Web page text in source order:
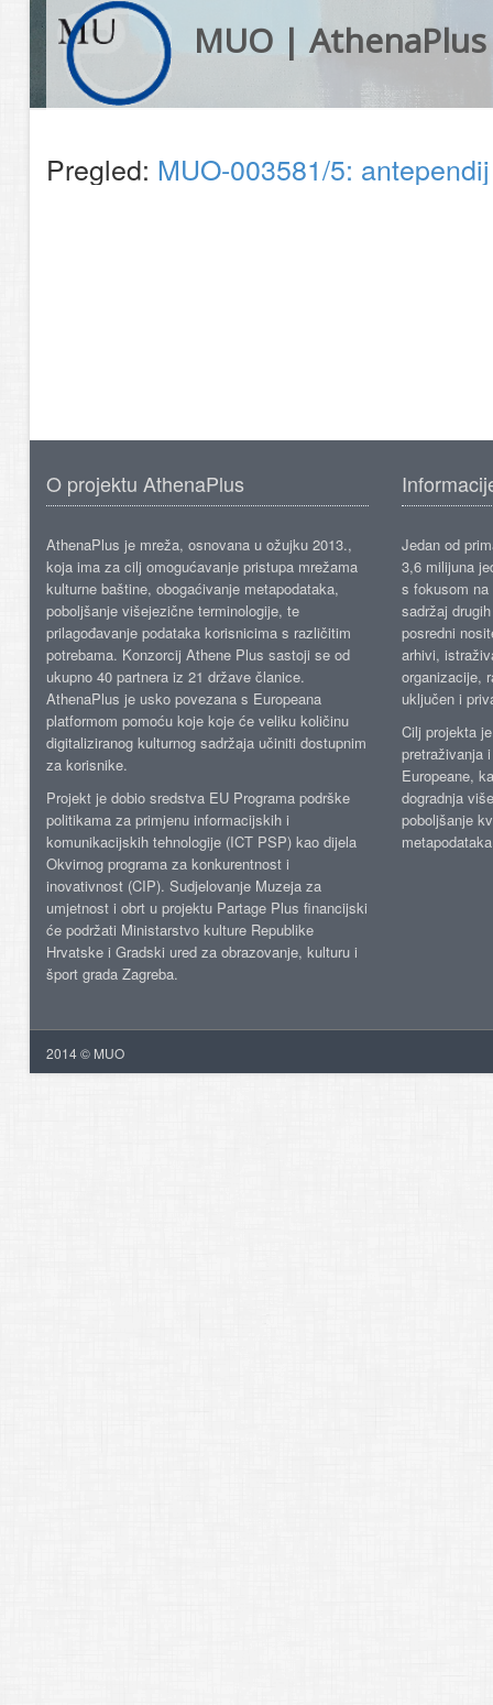
MUO | AthenaPlus
Pregled: MUO-003581/5:
O projektu AthenaPlus
AthenaPlus je mreža, osnovana u ožujku 2013.,
koja ima za cilj omogućavanje pristupa mrežama
kulturne baštine, obogaćivanje metapodataka,
poboljšanje višejezične terminologije, te
prilagođavanje podataka korisnicima s različitim
potrebama. Konzorcij Athene Plus sastoji se od
ukupno 40 partnera iz 21 države članice.
AthenaPlus je usko povezana s Europeana
platformom pomoću koje koje će veliku količinu
digitaliziranog kulturnog sadržaja učiniti dostupnim
za korisnike.
Projekt je dobio sredstva EU Programa podrške
politikama za primjenu informacijskih i
komunikacijskih tehnologije (ICT PSP) kao dijela
Okvirnog programa za konkurentnost i
inovativnost (CIP). Sudjelovanje Muzeja za
umjetnost i obrt u projektu Partage Plus financijski
će podržati Ministarstvo kulture Republike
Hrvatske i Gradski ured za obrazovanje, kulturu i
šport grada Zagreba.
Jedan od
3,6 milijuna
s fokusom
sadržaj
posredni
arhivi,
organizacije,
uključen i
Cilj projekta
pretraživanja
Europeane,
dogradnja
poboljšanje
2014 © MUO